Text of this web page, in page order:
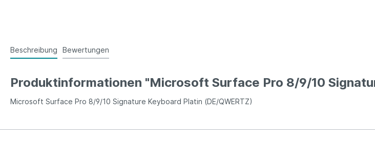
Beschreibung Bewertungen
Produktinformationen "Microsoft Surface Pro 8/9/10
Microsoft Surface Pro 8/9/10 Signature Keyboard Platin (DE/QWERTZ)